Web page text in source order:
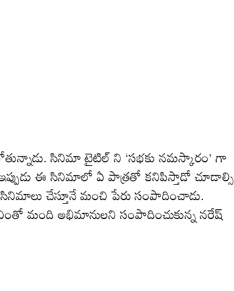
సినిమా టైటిల్ ని ‘సభకు నమస్కారం’ గా
ఈ సినిమాలో ఏ పాత్రతో కనిపిస్తాడో చూడాల్సి
చేస్తూనే మంచి పేరు సంపాదించాడు.
మంది అభిమానులని సంపాదించుకున్న నరేష్